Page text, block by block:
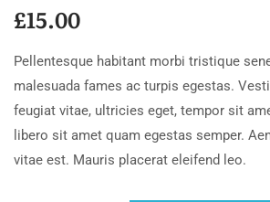
£15.00
Pellentesque habitant morbi tristique
malesuada fames ac turpis egestas.
feugiat vitae, ultricies eget, tempor sit
libero sit amet quam egestas semper.
vitae est. Mauris placerat eleifend leo.